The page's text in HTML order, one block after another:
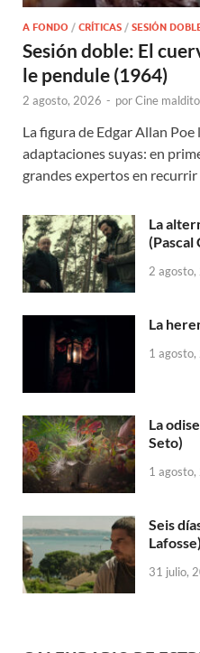
A FONDO / CRÍTICAS / SESIÓN
Sesión doble: El
le pendule (1964)
2 agosto, 2026 - porCine maldito
La figura de Edgar Allan
adaptaciones suyas: en
grandes expertos en recurrir
La
(Pascal
2
La
1
La
Seto)
1
Seis
Lafosse)
31 julio,